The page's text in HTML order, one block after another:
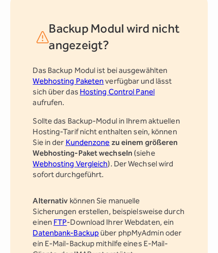
Backup Modul wird nicht
angezeigt?
Das Backup Modul ist bei ausgewählten
Webhosting Paketen verfügbar und lässt
sich über das Hosting Control Panel
aufrufen.
Sollte das Backup-Modul in Ihrem aktuellen
Hosting-Tarif nicht enthalten sein, können
Sie in der Kundenzone zu einem größeren
Webhosting-Paket wechseln (siehe
Webhosting Vergleich). Der Wechsel wird
sofort durchgeführt.
Alternativ können Sie manuelle
Sicherungen erstellen, beispielsweise durch
einen FTP-Download Ihrer Webdaten, ein
Datenbank-Backup über phpMyAdmin oder
ein E-Mail-Backup mithilfe eines E-Mail-